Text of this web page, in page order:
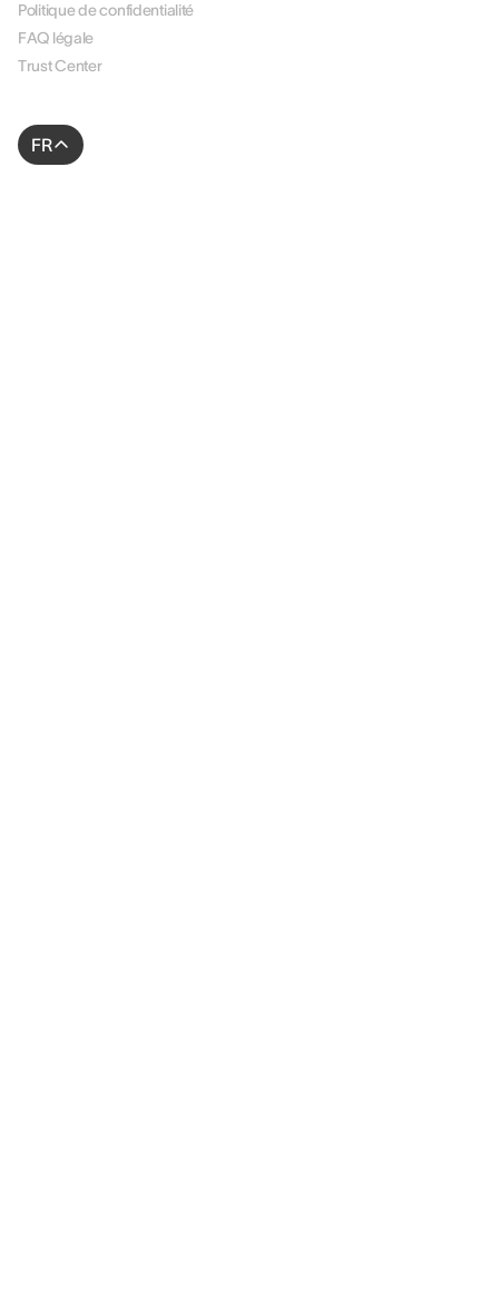
Politique de confidentialité
FAQ légale
Trust Center
FR